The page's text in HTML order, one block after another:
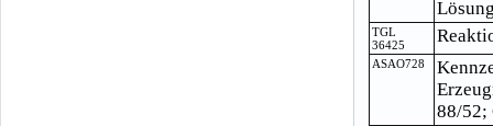
TGL
36425
ASAO728
88/52;